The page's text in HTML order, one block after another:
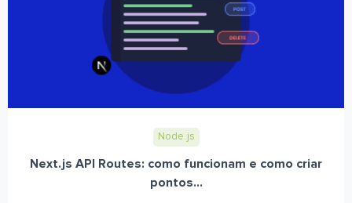
Node.js
Next.js API Routes: como funcionam e como criar
pontos...